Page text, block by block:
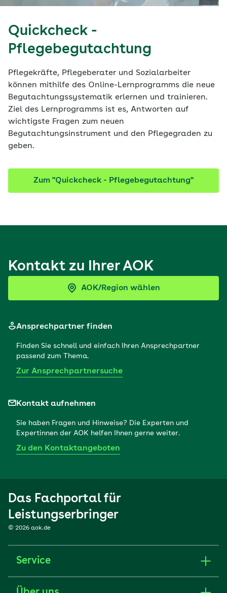
Quickcheck -
Pflegebegutachtung
Pflegekräfte, Pflegeberater und Sozialarbeiter
können mithilfe des Online-Lernprogramms die neue
Begutachtungssystematik erlernen und trainieren.
Ziel des Lernprogramms ist es, Antworten auf
wichtigste Fragen zum neuen
Begutachtungsinstrument und den Pflegegraden zu
geben.
Zum "Quickcheck - Pflegebegutachtung"
Kontakt zu Ihrer AOK
AOK/Region wählen
Ansprechpartner finden
Finden Sie schnell und einfach Ihren Ansprechpartner
passend zum Thema.
Zur Ansprechpartnersuche
Kontakt aufnehmen
Sie haben Fragen und Hinweise? Die Experten und
Expertinnen der AOK helfen Ihnen gerne weiter.
Zu den Kontaktangeboten
Das Fachportal für
Leistungserbringer
© 2026 aok.de
Service